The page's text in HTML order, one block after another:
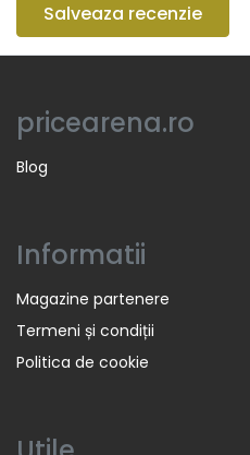
Salveaza recenzie
pricearena.ro
Blog
Informatii
Magazine partenere
Termeni și condiții
Politica de cookie